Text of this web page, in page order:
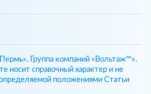
Группа компаний «Вольтаж™».
носит справочный характер и не
положениями Статьи